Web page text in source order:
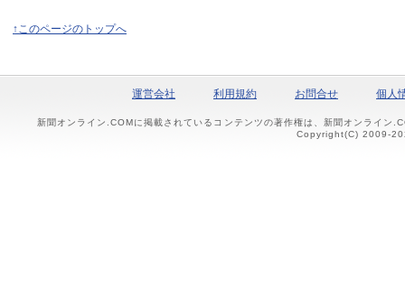
↑このページのトップへ
運営会社 利用規約 お問合せ 個人
新聞オンライン.COMに掲載されているコンテンツの著作権は、新聞オンライン
Copyright(C) 2009-